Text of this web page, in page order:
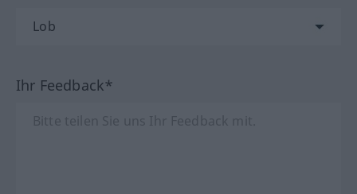
Ihr Feedback*